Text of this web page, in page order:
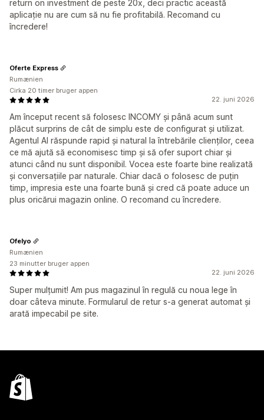
return on investment de peste 20x, deci practic această
aplicație nu are cum să nu fie profitabilă. Recomand cu
încredere!
22. juni 2026
Am început recent să folosesc INCOMY și până acum sunt
plăcut surprins de cât de simplu este de configurat și utilizat.
Agentul AI răspunde rapid și natural la întrebările clienților, ceea
ce mă ajută să economisesc timp și să ofer suport chiar și
atunci când nu sunt disponibil. Vocea este foarte bine realizată
și conversațiile par naturale. Chiar dacă o folosesc de puțin
timp, impresia este una foarte bună și cred că poate aduce un
plus oricărui magazin online. O recomand cu încredere.
Oferte Express
Rumænien
Cirka 20 timer bruger appen
22. juni 2026
Super mulțumit! Am pus magazinul în regulă cu noua lege în
doar câteva minute. Formularul de retur s-a generat automat și
arată impecabil pe site.
Ofelyo
Rumænien
23 minutter bruger appen